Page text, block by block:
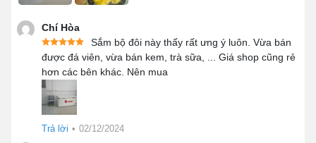
Chí Hòa
Sắm bộ đôi này thấy rất ưng ý luôn. Vừa bán
được đá viên, vừa bán kem, trà sữa, ... Giá shop cũng rẻ
hơn các bên khác. Nên mua
Trả lời • 02/12/2024